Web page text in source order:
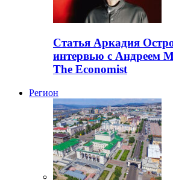
Статья Аркадия
интервью с Андреем
The Economist
Регион